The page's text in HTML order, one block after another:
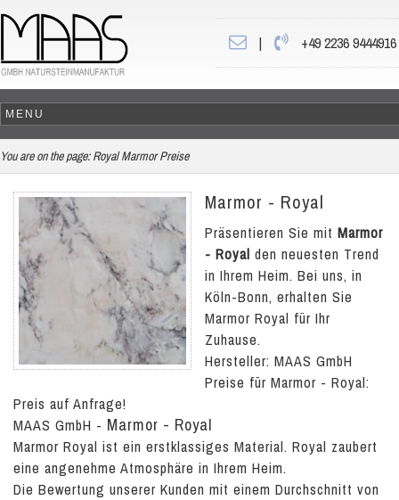
| +49 2236 9444916
You are on the page: Royal Marmor Preise
Marmor - Royal
Präsentieren Sie mit Marmor
- Royal den neuesten Trend
in Ihrem Heim. Bei uns, in
Köln-Bonn, erhalten Sie
Marmor Royal für Ihr
Zuhause.
Hersteller: MAAS GmbH
Preise für Marmor - Royal:
Preis auf Anfrage!
MAAS GmbH - Marmor - Royal
Marmor Royal ist ein erstklassiges Material. Royal zaubert
eine angenehme Atmosphäre in Ihrem Heim.
Die Bewertung unserer Kunden mit einem Durchschnitt von